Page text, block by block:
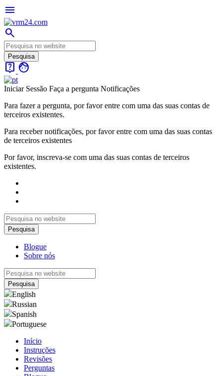
menu
search
live_help face
Iniciar Sessão Faça a pergunta Notificações
Para fazer a pergunta, por favor entre com uma das suas contas de
terceiros existentes.
Para receber notificações, por favor entre com uma das suas contas
de terceiros existentes
Por favor, inscreva-se com uma das suas contas de terceiros
existentes.
Blogue
Sobre nós
English
Russian
Spanish
Portuguese
Início
Instruções
Revisões
Perguntas